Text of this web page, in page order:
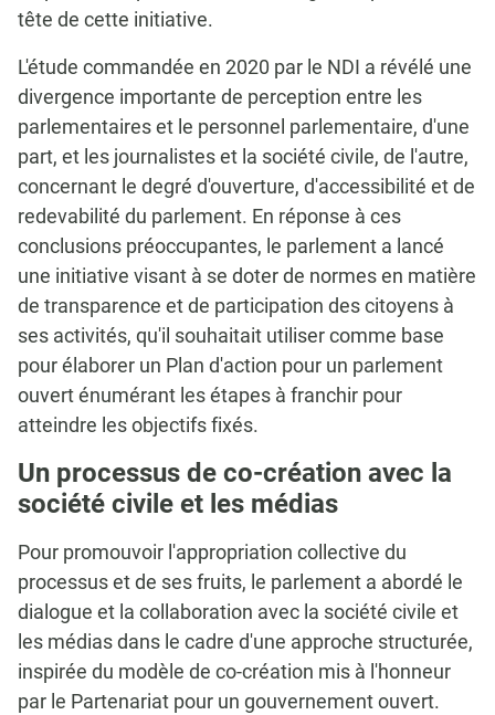
tête de cette initiative.
L'étude commandée en 2020 par le NDI a révélé une
divergence importante de perception entre les
parlementaires et le personnel parlementaire, d'une
part, et les journalistes et la société civile, de l'autre,
concernant le degré d'ouverture, d'accessibilité et de
redevabilité du parlement. En réponse à ces
conclusions préoccupantes, le parlement a lancé
une initiative visant à se doter de normes en matière
de transparence et de participation des citoyens à
ses activités, qu'il souhaitait utiliser comme base
pour élaborer un Plan d'action pour un parlement
ouvert énumérant les étapes à franchir pour
atteindre les objectifs fixés.
Un processus de co-création avec la
société civile et les médias
Pour promouvoir l'appropriation collective du
processus et de ses fruits, le parlement a abordé le
dialogue et la collaboration avec la société civile et
les médias dans le cadre d'une approche structurée,
inspirée du modèle de co-création mis à l'honneur
par le Partenariat pour un gouvernement ouvert.